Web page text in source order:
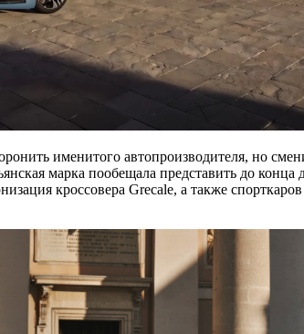
именитого автопроизводителя, но
марка пообещала представить до
кроссовера Grecale, а также